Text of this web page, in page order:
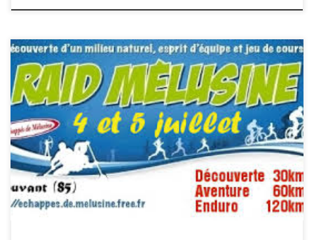
Dimanche dernier, c’était la fin de cette première partie de
l’année avec les Raid Mélusine des Echappés Mélusine et son […]